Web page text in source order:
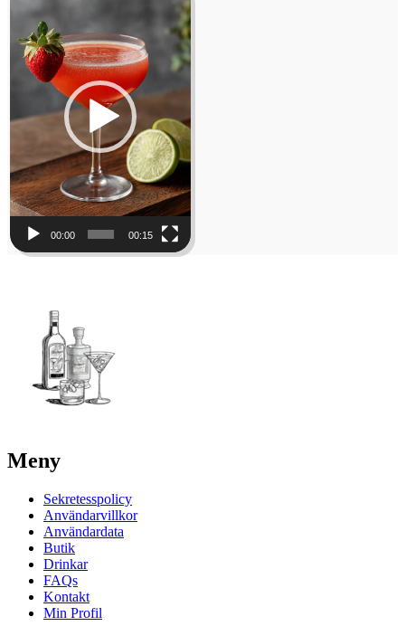
Player
00:00 00:15
Meny
Sekretesspolicy
Användarvillkor
Användardata
Butik
Drinkar
FAQs
Kontakt
Min Profil